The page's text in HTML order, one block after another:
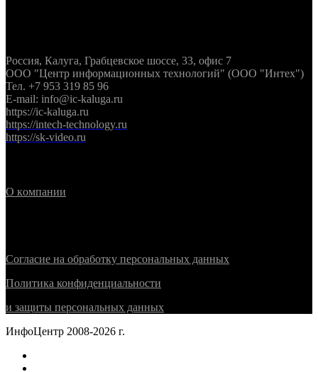
Россия, Калуга, Грабцевское шоссе, 33, офис 7
ООО "Центр информационных технологий" (ООО "Интех")
Тел. +7 953 319 85 96
E-mail: info@ic-kaluga.ru
https://ic-kaluga.ru
https://intech-technology.ru
https://sk-video.ru
О компании
Согласие на обработку персональных данных
Политика конфиденциальности
и защиты персональных данных
ИнфоЦентр 2008-2026 г.